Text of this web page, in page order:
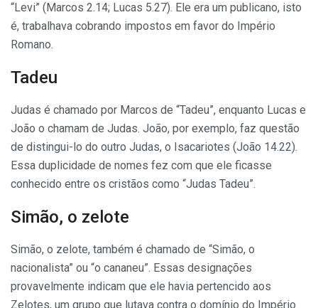
“Levi” (Marcos 2.14; Lucas 5.27). Ele era um publicano, isto
é, trabalhava cobrando impostos em favor do Império
Romano.
Tadeu
Judas é chamado por Marcos de “Tadeu”, enquanto Lucas e
João o chamam de Judas. João, por exemplo, faz questão
de distingui-lo do outro Judas, o Isacariotes (João 14.22).
Essa duplicidade de nomes fez com que ele ficasse
conhecido entre os cristãos como “Judas Tadeu”.
Simão, o zelote
Simão, o zelote, também é chamado de “Simão, o
nacionalista” ou “o cananeu”. Essas designações
provavelmente indicam que ele havia pertencido aos
Zelotes, um grupo que lutava contra o domínio do Império